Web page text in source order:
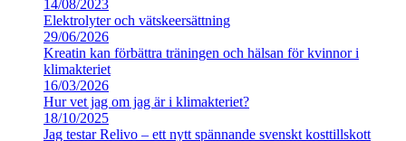
14/08/2023
Elektrolyter och vätskeersättning
29/06/2026
Kreatin kan förbättra träningen och hälsan för kvinnor i
klimakteriet
16/03/2026
Hur vet jag om jag är i klimakteriet?
18/10/2025
Jag testar Relivo – ett nytt spännande svenskt kosttillskott